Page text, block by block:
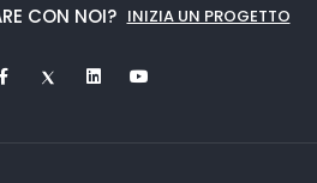
CON NOI? INIZIA UN PROGETTO